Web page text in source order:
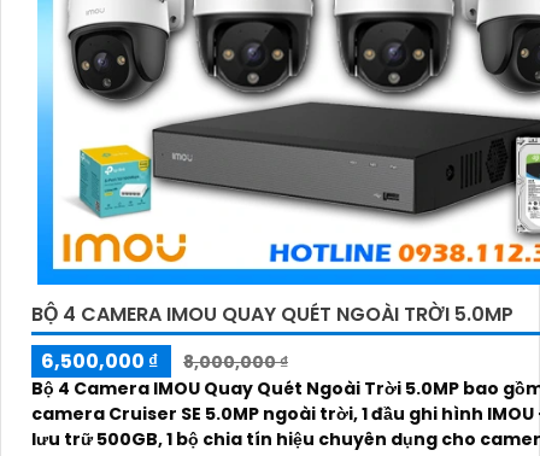
BỘ 4 CAMERA IMOU QUAY QUÉT NGOÀI TRỜI 5.0MP
6,500,000 ₫
8,000,000 ₫
Bộ 4 Camera IMOU Quay Quét Ngoài Trời 5.0MP bao
camera Cruiser SE 5.0MP ngoài trời, 1 đầu ghi hình IMOU
lưu trữ 500GB, 1 bộ chia tín hiệu chuyên dụng cho